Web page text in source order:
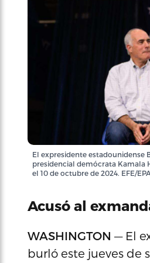
El expresidente estadounidense
presidencial demócrata Kamala
el 10 de octubre de 2024. EFE/
Acusó al
WASHINGTON — El
burló este jueves de